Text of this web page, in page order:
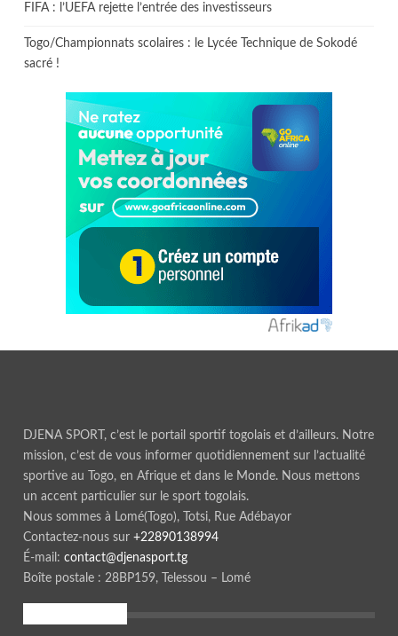
FIFA : l’UEFA rejette l’entrée des investisseurs
Togo/Championnats scolaires : le Lycée Technique de Sokodé
sacré !
DJENA SPORT, c’est le portail sportif togolais et d’ailleurs. Notre
mission, c’est de vous informer quotidiennement sur l’actualité
sportive au Togo, en Afrique et dans le Monde. Nous mettons
un accent particulier sur le sport togolais.
Nous sommes à Lomé(Togo), Totsi, Rue Adébayor
Contactez-nous sur +22890138994
É-mail: contact@djenasport.tg
Boîte postale : 28BP159, Telessou – Lomé